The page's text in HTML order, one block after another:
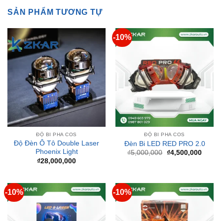
ĐỘ BI PHA COS
Độ Đèn Ô Tô Double Laser
Phoenix Light
₫28,000,000
ĐỘ BI PHA COS
Đèn Bi LED RED PRO 2.0
₫5,000,000 Giá
gốc
là:
₫5,000,000.
₫4,500,000Giá
tại
là: